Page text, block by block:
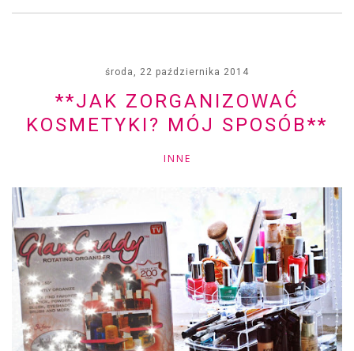
środa, 22 października 2014
**JAK ZORGANIZOWAĆ
KOSMETYKI? MÓJ SPOSÓB**
INNE